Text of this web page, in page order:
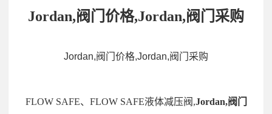
Jordan,阀门价格,Jordan,阀门采购
Jordan,阀门价格,Jordan,阀门采购
FLOW SAFE、FLOW SAFE液体减压阀,Jordan,阀门